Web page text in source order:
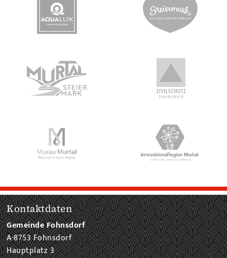
Kontaktdaten
Gemeinde Fohnsdorf
A-8753 Fohnsdorf
Hauptplatz 3